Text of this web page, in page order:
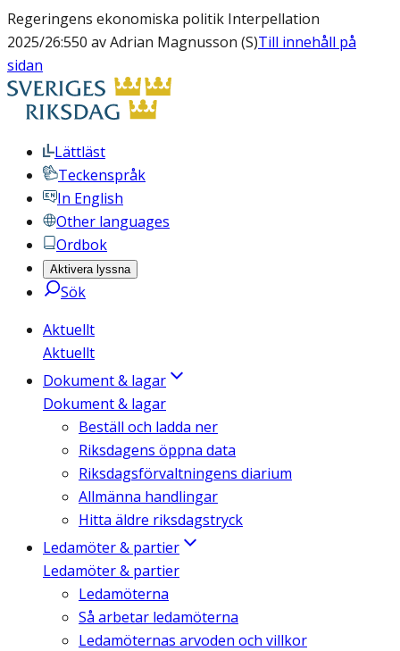
Regeringens ekonomiska politik Interpellation
2025/26:550 av Adrian Magnusson (S)Till innehåll på
sidan
Lättläst
Teckenspråk
In English
Other languages
Ordbok
Aktivera lyssna
Sök
Aktuellt
Aktuellt
Dokument & lagar
Dokument & lagar
Beställ och ladda ner
Riksdagens öppna data
Riksdagsförvaltningens diarium
Allmänna handlingar
Hitta äldre riksdagstryck
Ledamöter & partier
Ledamöter & partier
Ledamöterna
Så arbetar ledamöterna
Ledamöternas arvoden och villkor